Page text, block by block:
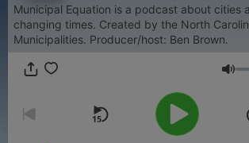
Municipal Equation is a podcast about cities
changing times. Created by the North
Municipalities. Producer/host: Ben Brown.